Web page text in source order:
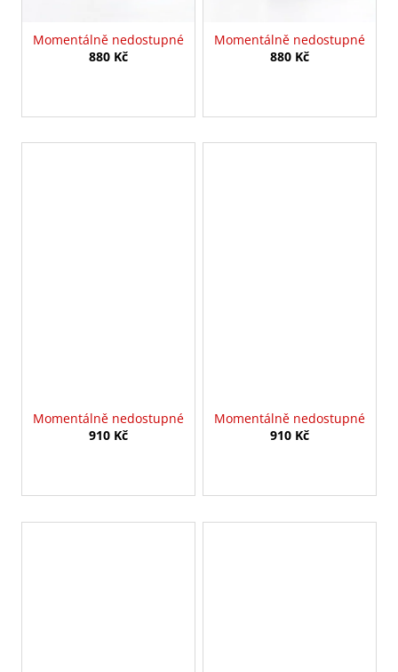
Momentálně nedostupné
880 Kč
Momentálně nedostupné
880 Kč
Momentálně nedostupné
910 Kč
Momentálně nedostupné
910 Kč